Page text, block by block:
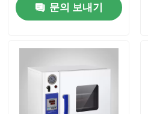
제품 소개
문의 보내기